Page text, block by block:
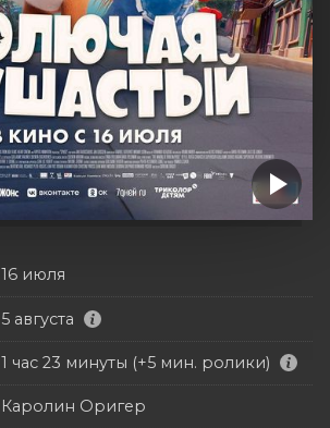
16 июля
5 августа
1 час 23 минуты (+5 мин. ролики)
Каролин Оригер